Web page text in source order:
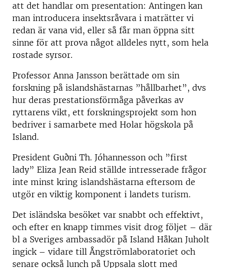
att det handlar om presentation: Antingen kan
man introducera insektsråvara i maträtter vi
redan är vana vid, eller så får man öppna sitt
sinne för att prova något alldeles nytt, som hela
rostade syrsor.
Professor Anna Jansson berättade om sin
forskning på islandshästarnas ”hållbarhet”, dvs
hur deras prestationsförmåga påverkas av
ryttarens vikt, ett forskningsprojekt som hon
bedriver i samarbete med Holar högskola på
Island.
President Guðni Th. Jóhannesson och ”first
lady” Eliza Jean Reid ställde intresserade frågor
inte minst kring islandshästarna eftersom de
utgör en viktig komponent i landets turism.
Det isländska besöket var snabbt och effektivt,
och efter en knapp timmes visit drog följet – där
bl a Sveriges ambassadör på Island Håkan Juholt
ingick – vidare till Ångströmlaboratoriet och
senare också lunch på Uppsala slott med